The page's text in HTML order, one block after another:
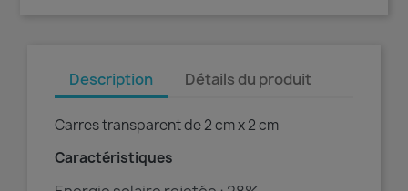
Description Détails du produit
Carres transparent de 2 cm x 2 cm
Caractéristiques